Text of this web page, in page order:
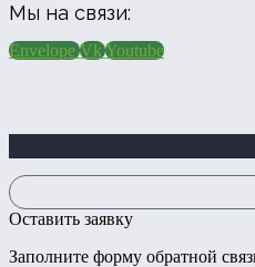
Мы на связи:
Envelope Vk Youtube
Оставить заявку
Заполните форму обратной